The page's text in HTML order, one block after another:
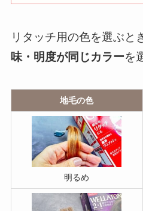
リタッチ用の色を選ぶと
味・明度が同じカラーを
地毛の色
明るめ